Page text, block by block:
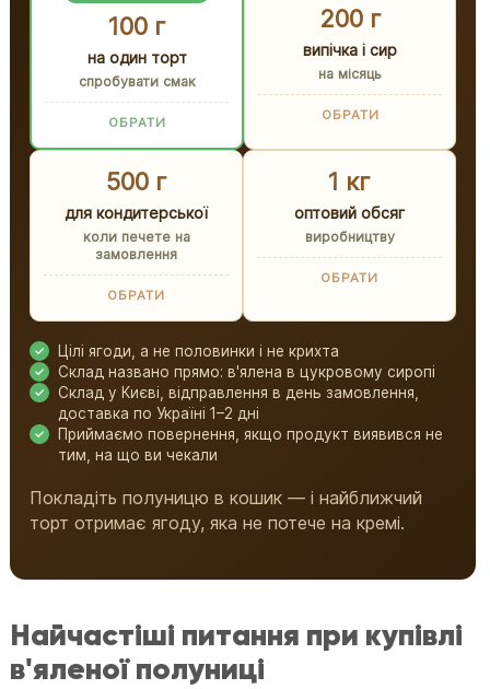
100 г
на один торт
спробувати смак
ОБРАТИ
200 г
випічка і сир
на місяць
ОБРАТИ
500 г
для кондитерської
коли печете на
замовлення
ОБРАТИ
1 кг
оптовий обсяг
виробництву
ОБРАТИ
Цілі ягоди, а не половинки і не крихта
Склад названо прямо: в'ялена в цукровому сиропі
Склад у Києві, відправлення в день замовлення,
доставка по Україні 1–2 дні
Приймаємо повернення, якщо продукт виявився не
тим, на що ви чекали
Покладіть полуницю в кошик — і найближчий
торт отримає ягоду, яка не потече на кремі.
Найчастіші питання при купівлі
в'яленої полуниці